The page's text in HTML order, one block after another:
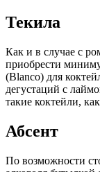
Текила
Как и в случае с
приобрести
(Blanco) для
дегустаций с
такие коктейли,
Абсент
По возможности